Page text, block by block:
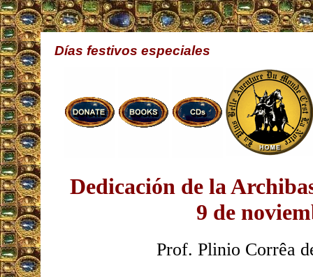
Días festivos especiales
Dedicación de la
9 de
Prof. Plinio Corrêa